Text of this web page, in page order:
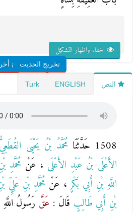
اخفاء واظهار التشكيل
تخريج الحديث
شروح
النص ENGLISH
Turk
1508 حَدَّثَنَا مُحَمَّدُ بْنُ يَحْيَى القُطَعِيُّ
الأَعْلَى بْنُ عَبْدِ الأَعْلَى ، عَنْ مُحَمَّدِ
اللَّهِ بْنِ أَبِي بَكْرٍ، عَنْمُحَمَّدِ بْنِ عَلِيِّ
بْنِ أَبِي طَالِبٍ قَالَ : عَقَّ رَسُولُ